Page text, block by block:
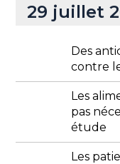
29 juillet
Des
contre
Les
pas
étude
Les